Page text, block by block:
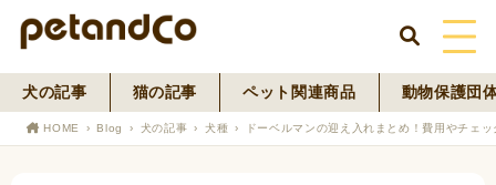
HOME
犬の記事 猫の記事 ペット関連商品 動物保護団
HOME Blog 犬の記事 犬種 ドーベルマンの迎え入れまとめ！費用やチェ